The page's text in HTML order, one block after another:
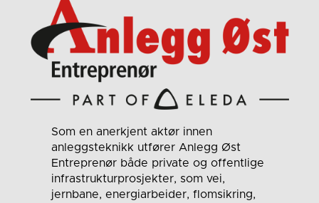
Som en anerkjent aktør innen
anleggsteknikk utfører Anlegg Øst
Entreprenør både private og offentlige
infrastrukturprosjekter, som vei,
jernbane, energiarbeider, flomsikring,